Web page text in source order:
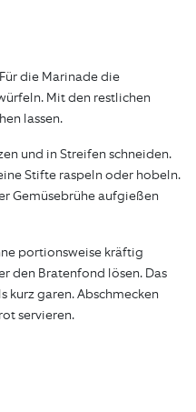
die Marinade die
Mit den restlichen
lassen.
und in Streifen schneiden.
Stifte raspeln oder hobeln.
Gemüsebrühe aufgießen
portionsweise kräftig
den Bratenfond lösen. Das
kurz garen. Abschmecken
servieren.